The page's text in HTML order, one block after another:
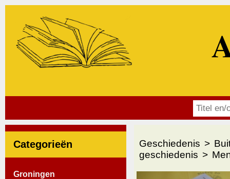
Categorieën
Groningen
Geschiedenis
geschiedenis